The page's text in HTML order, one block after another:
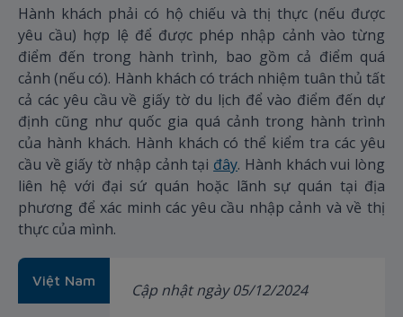
Hành khách phải có hộ chiếu và thị thực (nếu được
yêu cầu) hợp lệ để được phép nhập cảnh vào từng
điểm đến trong hành trình, bao gồm cả điểm quá
cảnh (nếu có). Hành khách có trách nhiệm tuân thủ tất
cả các yêu cầu về giấy tờ du lịch để vào điểm đến dự
định cũng như quốc gia quá cảnh trong hành trình
của hành khách. Hành khách có thể kiểm tra các yêu
cầu về giấy tờ nhập cảnh tại đây. Hành khách vui lòng
liên hệ với đại sứ quán hoặc lãnh sự quán tại địa
phương để xác minh các yêu cầu nhập cảnh và về thị
thực của mình.
Việt Nam Cập nhật ngày 05/12/2024